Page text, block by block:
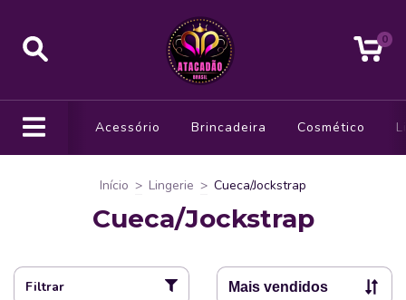
0
Acessório Brincadeira Cosmético
Início > Lingerie > Cueca/Jockstrap
Cueca/Jockstrap
Filtrar